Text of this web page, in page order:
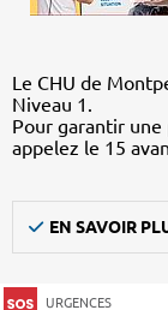
Le CHU de
Niveau 1.
Pour garantir une
appelez le 15
EN SAVOIR
URGENCES